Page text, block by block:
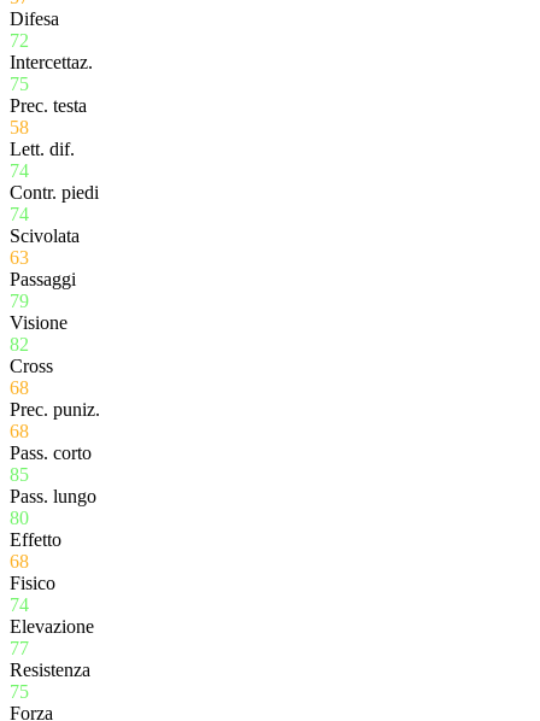
Difesa
72
Intercettaz.
75
Prec. testa
58
Lett. dif.
74
Contr. piedi
74
Scivolata
63
Passaggi
79
Visione
82
Cross
68
Prec. puniz.
68
Pass. corto
85
Pass. lungo
80
Effetto
68
Fisico
74
Elevazione
77
Resistenza
75
Forza